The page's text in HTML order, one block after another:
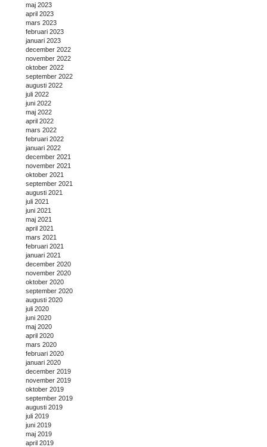
maj 2023
april 2023
mars 2023
februari 2023
januari 2023
december 2022
november 2022
oktober 2022
september 2022
augusti 2022
juli 2022
juni 2022
maj 2022
april 2022
mars 2022
februari 2022
januari 2022
december 2021
november 2021
oktober 2021
september 2021
augusti 2021
juli 2021
juni 2021
maj 2021
april 2021
mars 2021
februari 2021
januari 2021
december 2020
november 2020
oktober 2020
september 2020
augusti 2020
juli 2020
juni 2020
maj 2020
april 2020
mars 2020
februari 2020
januari 2020
december 2019
november 2019
oktober 2019
september 2019
augusti 2019
juli 2019
juni 2019
maj 2019
april 2019